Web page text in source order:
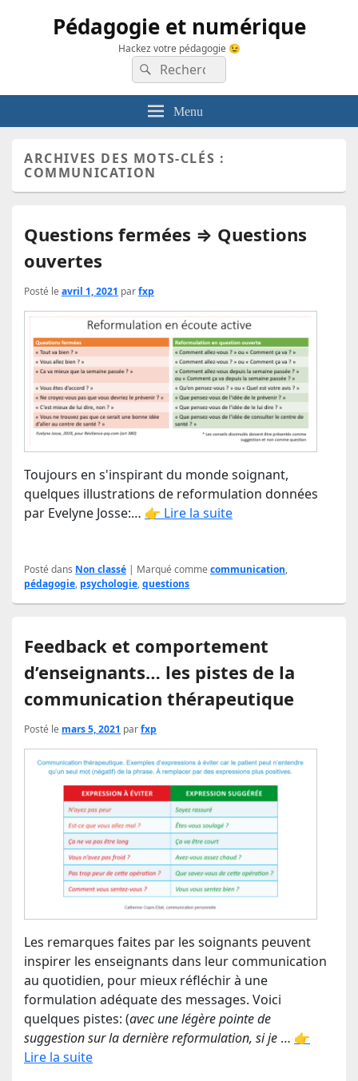
Pédagogie et numérique
Hackez votre pédagogie 😉
Recherche :
Rechercher
Menu
ARCHIVES DES MOTS-CLÉS :
COMMUNICATION
Questions fermées ⇒ Questions
ouvertes
Posté le avril 1, 2021 parfxp
Toujours en s'inspirant du monde soignant,
quelques illustrations de reformulation données
par Evelyne Josse:… 👉 Lire la suite
Posté dans Non classé | Marqué comme communication,
pédagogie, psychologie,questions
Feedback et comportement
d’enseignants… les pistes de la
communication thérapeutique
Posté le mars 5, 2021 parfxp
Les remarques faites par les soignants peuvent
inspirer les enseignants dans leur communication
au quotidien, pour mieux réfléchir à une
formulation adéquate des messages. Voici
quelques pistes: (avec une légère pointe de
suggestion sur la dernière reformulation, si je … 👉
Lire la suite